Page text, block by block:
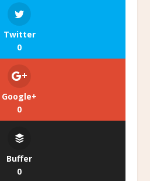
Twitter
0
Google+
0
Buffer
0